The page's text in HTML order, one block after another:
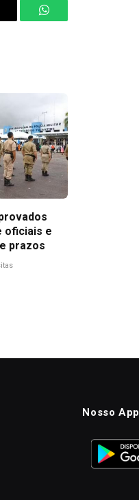
WhatsApp
oficiais e
prazos
Nosso App